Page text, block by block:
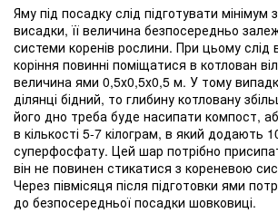
Яму під посадку слід підготувати мінімум
висадки, її величина безпосередньо
системи коренів рослини. При цьому слід
коріння повинні поміщатися в котлован
величина ями 0,5х0,5х0,5 м. У тому
ділянці бідний, то глибину котловану
його дно треба буде насипати компост,
в кількості 5-7 кілограм, в який додають
суперфосфату. Цей шар потрібно
він не повинен стикатися з кореневою
Через півмісяця після підготовки ями
до безпосередньої посадки шовковиці.